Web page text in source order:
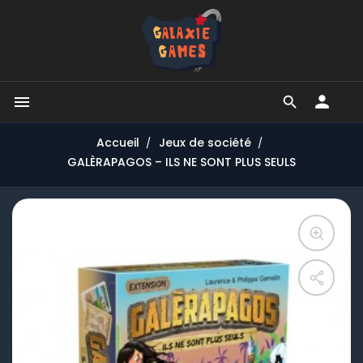


Accueil
Jeux de société
GALÈRAPAGOS – ILS NE SONT PLUS SEULS